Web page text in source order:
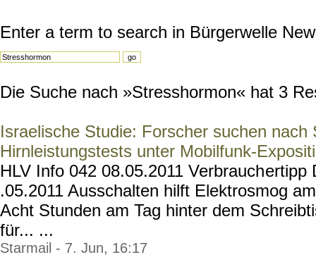
Enter a term to search in Bürgerwelle
Die Suche nach »Stresshormon« hat 3
Israelische Studie: Forscher suchen nach
Hirnleistungstests unter Mobilfunk-
HLV Info 042 08.05.2011 Verbrauchertipp
.05.2011 Ausschalten hilft Elektrosmog
Acht Stunden am Tag hinter dem
für... ...
Starmail - 7. Jun, 16:17